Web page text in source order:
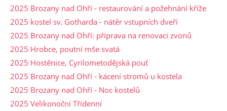
2025 Brozany nad Ohří - restaurování a požehnání kříže
2025 kostel sv. Gotharda - nátěr vstupních dveří
2025 Brozany nad Ohří: příprava na renovaci zvonů
2025 Hrobce, poutní mše svatá
2025 Hostěnice, Cyrilometodějská pouť
2025 Brozany nad Ohří - kácení stromů u kostela
2025 Brozany nad Ohří - Noc kostelů
2025 Velikonoční Třídenní